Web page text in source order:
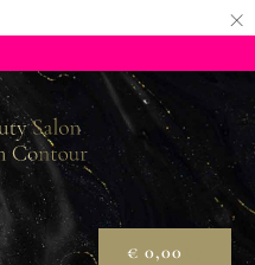
×
€ 0,00